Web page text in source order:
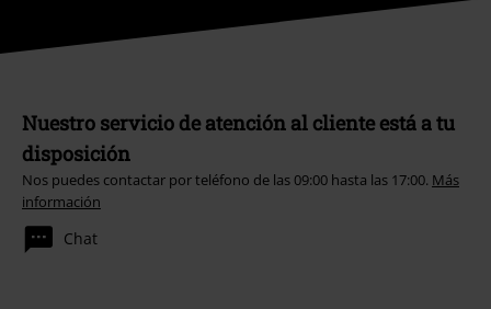
Nuestro servicio de atención al cliente está a tu
disposición
Nos puedes contactar por teléfono de las 09:00 hasta las 17:00. Más
información
Chat